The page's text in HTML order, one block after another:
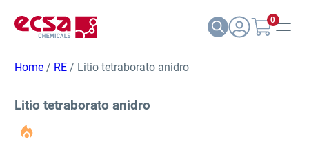
0
Home / RE / Litio tetraborato anidro
Litio tetraborato anidro